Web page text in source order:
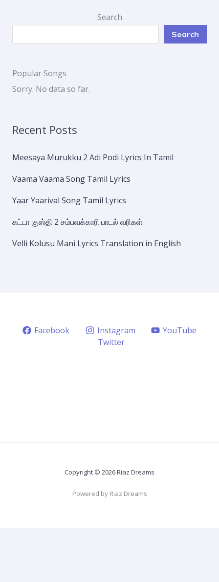
Search
Search
Popular Songs
Sorry. No data so far.
Recent Posts
Meesaya Murukku 2 Adi Podi Lyrics In Tamil
Vaama Vaama Song Tamil Lyrics
Yaar Yaarival Song Tamil Lyrics
கட்டா குஸ்தி 2 சம்பவக்காரி பாடல் வரிகள்
Velli Kolusu Mani Lyrics Translation in English
Facebook Instagram
YouTube
Twitter
Copyright © 2026 Riaz Dreams
Powered by Riaz Dreams